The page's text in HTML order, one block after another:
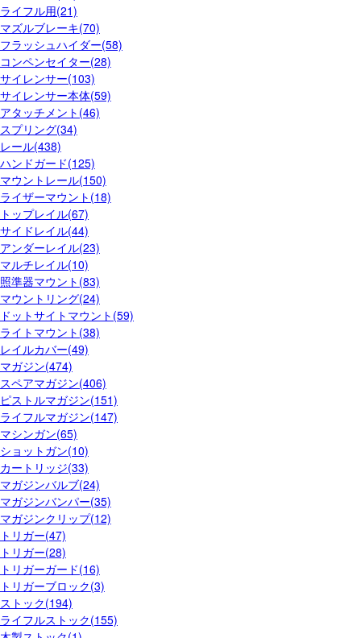
ライフル用(21)
マズルブレーキ(70)
フラッシュハイダー(58)
コンペンセイター(28)
サイレンサー(103)
サイレンサー本体(59)
アタッチメント(46)
スプリング(34)
レール(438)
ハンドガード(125)
マウントレール(150)
ライザーマウント(18)
トップレイル(67)
サイドレイル(44)
アンダーレイル(23)
マルチレイル(10)
照準器マウント(83)
マウントリング(24)
ドットサイトマウント(59)
ライトマウント(38)
レイルカバー(49)
マガジン(474)
スペアマガジン(406)
ピストルマガジン(151)
ライフルマガジン(147)
マシンガン(65)
ショットガン(10)
カートリッジ(33)
マガジンバルブ(24)
マガジンバンパー(35)
マガジンクリップ(12)
トリガー(47)
トリガー(28)
トリガーガード(16)
トリガーブロック(3)
ストック(194)
ライフルストック(155)